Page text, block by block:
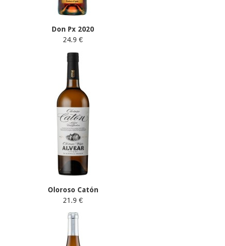
Don Px 2020
24.9 €
Oloroso Catón
21.9 €